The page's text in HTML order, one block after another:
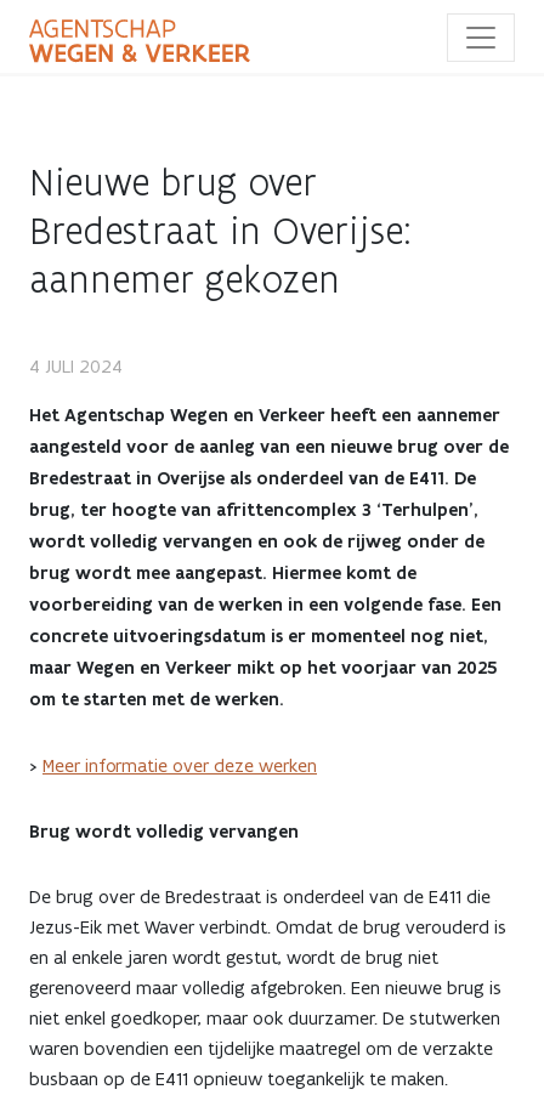
naar
Nieuwe brug over
Bredestraat in Overijse:
aannemer gekozen
Nieuwe
brug
over
Bredestraat
in
Overijse:
aannemer
gekozen
4 JULI 2024
Het Agentschap Wegen en Verkeer heeft een aannemer
aangesteld voor de aanleg van een nieuwe brug over de
Bredestraat in Overijse als onderdeel van de E411. De
brug, ter hoogte van afrittencomplex 3 ‘Terhulpen’,
wordt volledig vervangen en ook de rijweg onder de
brug wordt mee aangepast. Hiermee komt de
voorbereiding van de werken in een volgende fase. Een
concrete uitvoeringsdatum is er momenteel nog niet,
maar Wegen en Verkeer mikt op het voorjaar van 2025
om te starten met de werken.
> Meer informatie over deze werken
Brug wordt volledig vervangen
De brug over de Bredestraat is onderdeel van de E411 die
Jezus-Eik met Waver verbindt. Omdat de brug verouderd is
en al enkele jaren wordt gestut, wordt de brug niet
gerenoveerd maar volledig afgebroken. Een nieuwe brug is
niet enkel goedkoper, maar ook duurzamer. De stutwerken
waren bovendien een tijdelijke maatregel om de verzakte
busbaan op de E411 opnieuw toegankelijk te maken.